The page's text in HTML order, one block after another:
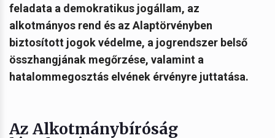
feladata a demokratikus jogállam, az
alkotmányos rend és az Alaptörvényben
biztosított jogok védelme, a jogrendszer belső
összhangjának megőrzése, valamint a
hatalommegosztás elvének érvényre juttatása.
Az Alkotmánybíróság